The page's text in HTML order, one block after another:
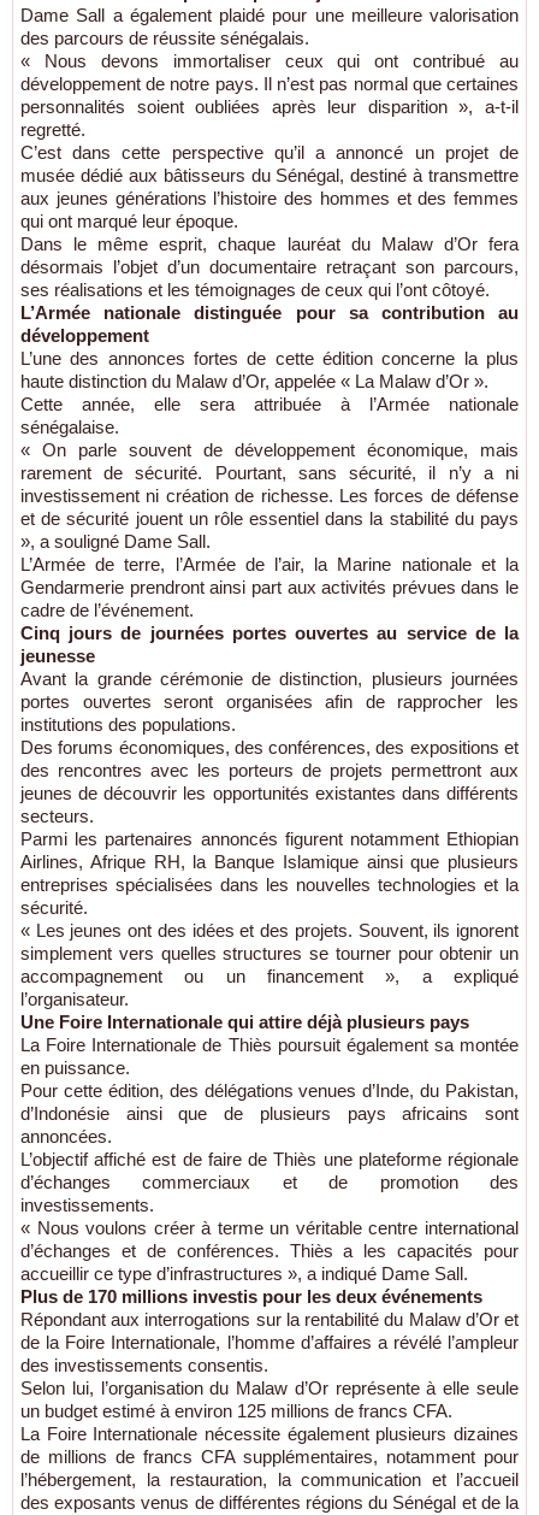
Dame Sall a également plaidé pour une meilleure valorisation
des parcours de réussite sénégalais.
« Nous devons immortaliser ceux qui ont contribué au
développement de notre pays. Il n’est pas normal que certaines
personnalités soient oubliées après leur disparition », a-t-il
regretté.
C’est dans cette perspective qu’il a annoncé un projet de
musée dédié aux bâtisseurs du Sénégal, destiné à transmettre
aux jeunes générations l’histoire des hommes et des femmes
qui ont marqué leur époque.
Dans le même esprit, chaque lauréat du Malaw d’Or fera
désormais l’objet d’un documentaire retraçant son parcours,
ses réalisations et les témoignages de ceux qui l’ont côtoyé.
L’Armée nationale distinguée pour sa contribution au
développement
L’une des annonces fortes de cette édition concerne la plus
haute distinction du Malaw d’Or, appelée « La Malaw d’Or ».
Cette année, elle sera attribuée à l’Armée nationale
sénégalaise.
« On parle souvent de développement économique, mais
rarement de sécurité. Pourtant, sans sécurité, il n’y a ni
investissement ni création de richesse. Les forces de défense
et de sécurité jouent un rôle essentiel dans la stabilité du pays
», a souligné Dame Sall.
L’Armée de terre, l’Armée de l’air, la Marine nationale et la
Gendarmerie prendront ainsi part aux activités prévues dans le
cadre de l’événement.
Cinq jours de journées portes ouvertes au service de la
jeunesse
Avant la grande cérémonie de distinction, plusieurs journées
portes ouvertes seront organisées afin de rapprocher les
institutions des populations.
Des forums économiques, des conférences, des expositions et
des rencontres avec les porteurs de projets permettront aux
jeunes de découvrir les opportunités existantes dans différents
secteurs.
Parmi les partenaires annoncés figurent notamment Ethiopian
Airlines, Afrique RH, la Banque Islamique ainsi que plusieurs
entreprises spécialisées dans les nouvelles technologies et la
sécurité.
« Les jeunes ont des idées et des projets. Souvent, ils ignorent
simplement vers quelles structures se tourner pour obtenir un
accompagnement ou un financement », a expliqué
l’organisateur.
Une Foire Internationale qui attire déjà plusieurs pays
La Foire Internationale de Thiès poursuit également sa montée
en puissance.
Pour cette édition, des délégations venues d’Inde, du Pakistan,
d’Indonésie ainsi que de plusieurs pays africains sont
annoncées.
L’objectif affiché est de faire de Thiès une plateforme régionale
d’échanges commerciaux et de promotion des
investissements.
« Nous voulons créer à terme un véritable centre international
d’échanges et de conférences. Thiès a les capacités pour
accueillir ce type d’infrastructures », a indiqué Dame Sall.
Plus de 170 millions investis pour les deux événements
Répondant aux interrogations sur la rentabilité du Malaw d’Or et
de la Foire Internationale, l’homme d’affaires a révélé l’ampleur
des investissements consentis.
Selon lui, l’organisation du Malaw d’Or représente à elle seule
un budget estimé à environ 125 millions de francs CFA.
La Foire Internationale nécessite également plusieurs dizaines
de millions de francs CFA supplémentaires, notamment pour
l’hébergement, la restauration, la communication et l’accueil
des exposants venus de différentes régions du Sénégal et de la